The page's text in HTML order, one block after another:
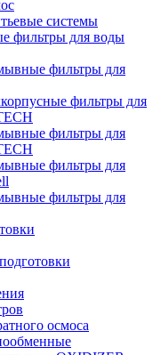
системы
фильтры для воды
фильтры для
фильтры для
фильтры для
фильтры для
фильтры для
осмоса